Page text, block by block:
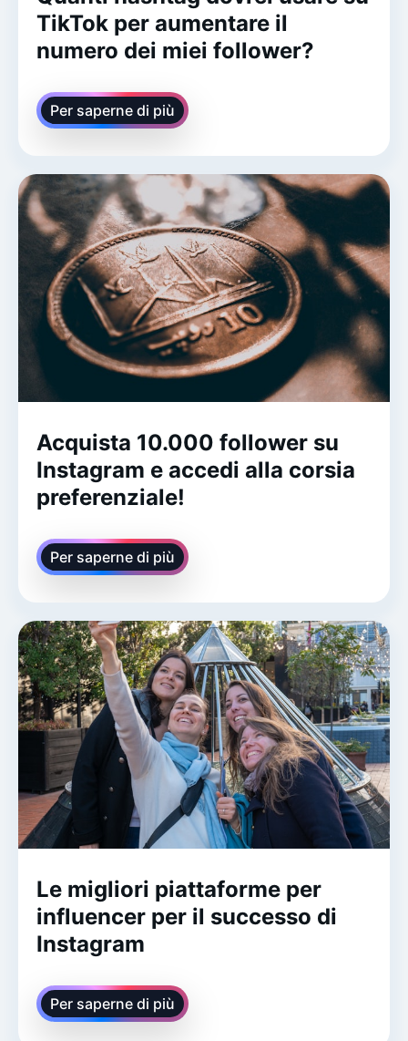
TikTok per aumentare il
numero dei miei follower?
Per saperne di più
Acquista 10.000 follower su
Instagram e accedi alla corsia
preferenziale!
Per saperne di più
Le migliori piattaforme per
influencer per il successo di
Instagram
Per saperne di più